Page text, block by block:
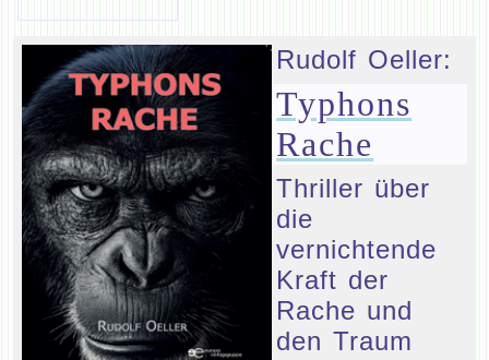
Rudolf Oeller:
Typhons
Rache
Thriller über
die
vernichtende
Kraft der
Rache und
den Traum